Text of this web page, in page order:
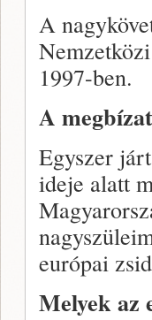
A
1997-ben.
A
Egyszer
ideje alatt
európai
Melyek az